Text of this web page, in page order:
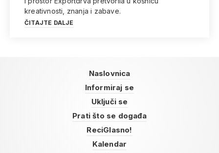
kreativnosti, znanja i zabave.
ČITAJTE DALJE
Naslovnica
Informiraj se
Uključi se
Prati što se događa
ReciGlasno!
Kalendar